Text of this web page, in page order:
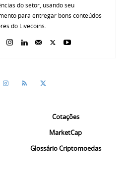
do setor, usando seu
para entregar bons conteúdos
do Livecoins.
Cotações
MarketCap
Glossário Criptomoedas